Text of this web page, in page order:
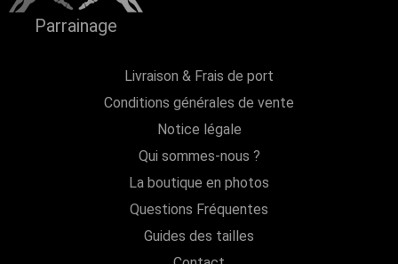
Parrainage
Livraison & Frais de port
Conditions générales de vente
Notice légale
Qui sommes-nous ?
La boutique en photos
Questions Fréquentes
Guides des tailles